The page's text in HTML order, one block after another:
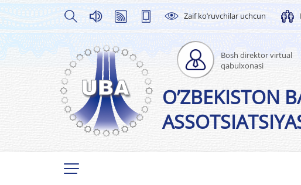
Zaif ko’ruvchilar uchcun
Bosh direktor virtual
qabulxonasi
O’ZBEKISTON